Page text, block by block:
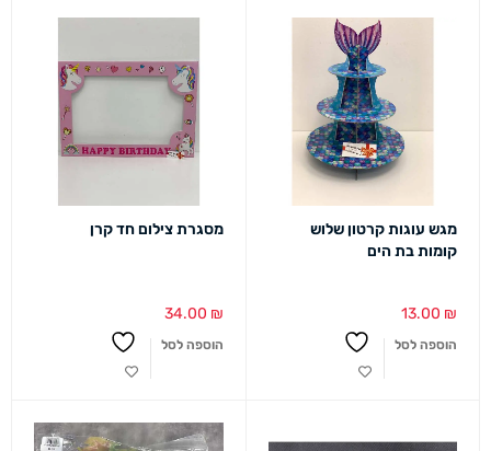
מגש עוגות קרטון שלוש
קומות בת הים
13.00 ₪
הוספה לסל
מסגרת צילום חד קרן
34.00 ₪
הוספה לסל